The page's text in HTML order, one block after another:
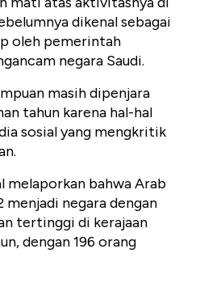
dikenal sebagai
oleh pemerintah
negara Saudi.
masih dipenjara
tahun karena hal-hal
sosial yang mengkritik
bahwa Arab
menjadi negara dengan
tertinggi di kerajaan
dengan 196 orang